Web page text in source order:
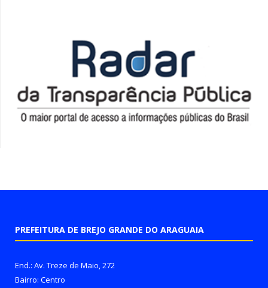
PREFEITURA DE BREJO GRANDE DO ARAGUAIA
End.: Av. Treze de Maio, 272
Bairro: Centro